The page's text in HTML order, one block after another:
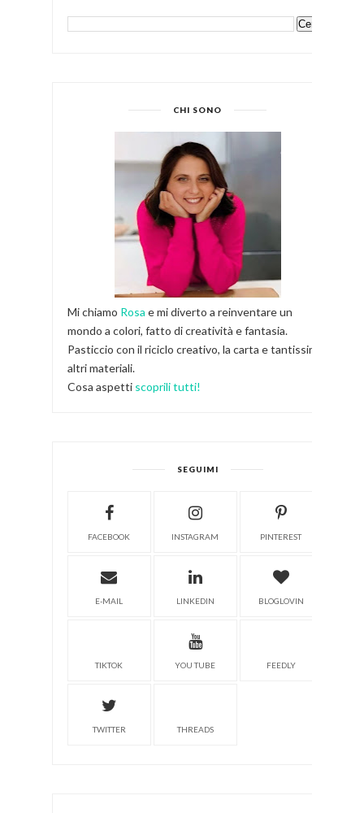
CHI SONO
Mi chiamo Rosa e mi diverto a reinventare un
mondo a colori, fatto di creatività e fantasia.
Pasticcio con il riciclo creativo, la carta e tantissimi
altri materiali.
Cosa aspetti scoprili tutti!
SEGUIMI
FACEBOOK INSTAGRAM PINTEREST
E-MAIL LINKEDIN BLOGLOVIN
TIKTOK YOU TUBE FEEDLY
TWITTER THREADS